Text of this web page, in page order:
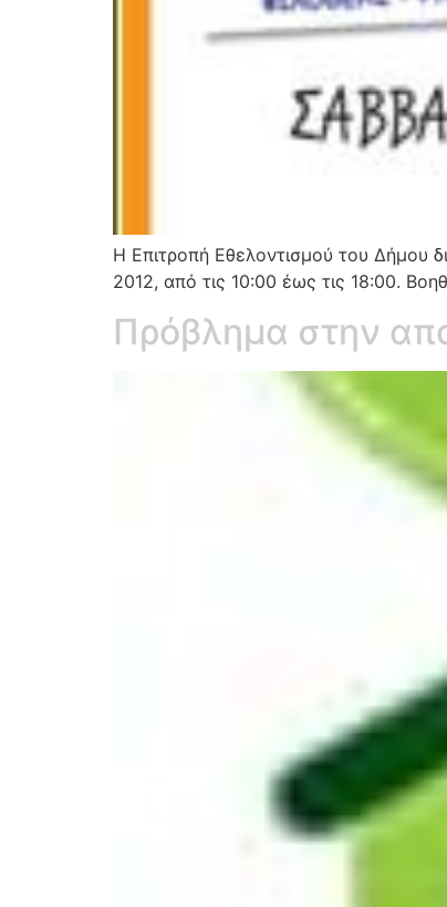
Η Επιτροπή Εθελοντισμού του Δήμου
2012, από τις 10:00 έως τις 18:00.
Πρόβλημα στην